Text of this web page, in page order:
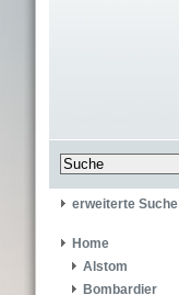
erweiterte Suche
Home
Alstom
Bombardier